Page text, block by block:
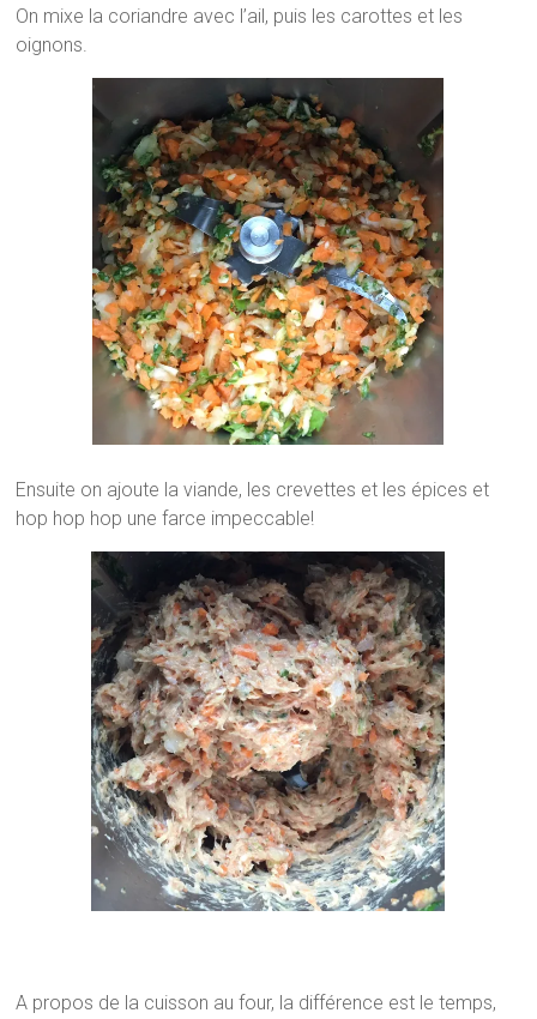
On mixe la coriandre avec l’ail, puis les carottes et les
oignons.
Ensuite on ajoute la viande, les crevettes et les épices et
hop hop hop une farce impeccable!
A propos de la cuisson au four, la différence est le temps,